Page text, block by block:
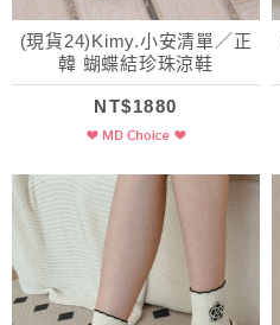
(現貨24)Kimy.小安清單／正
韓 蝴蝶結珍珠涼鞋
NT$1880